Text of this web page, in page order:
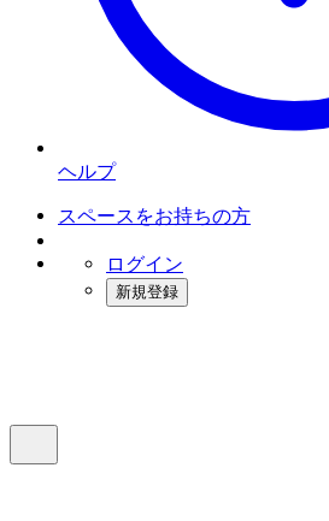
ヘルプ
スペースをお持ちの方
ログイン
新規登録